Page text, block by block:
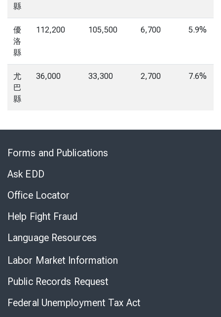
縣
優
洛
縣
112,200 105,500 6,700 5.9%
尤
巴
縣
36,000 33,300 2,700 7.6%
Forms and Publications
Ask EDD
Office Locator
Help Fight Fraud
Language Resources
Labor Market Information
Public Records Request
Federal Unemployment Tax Act